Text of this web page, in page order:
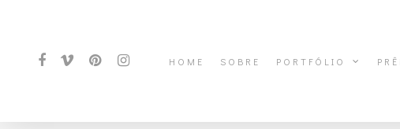
HOME SOBRE PORTFÓLIO